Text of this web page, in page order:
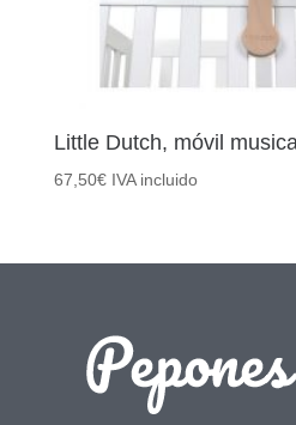
Little Dutch, móvil
67,50€ IVA incluido